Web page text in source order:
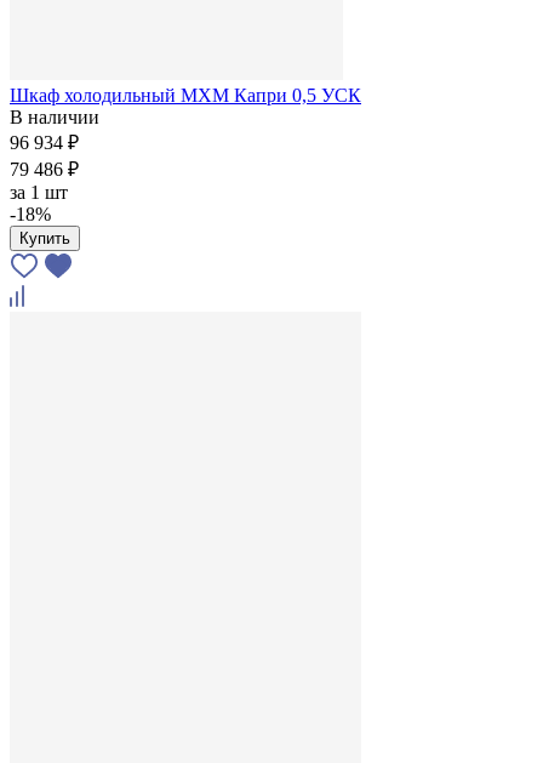
Шкаф холодильный МХМ Капри 0,5 УСК
В наличии
96 934 ₽
79 486 ₽
за 1 шт
-18%
Купить